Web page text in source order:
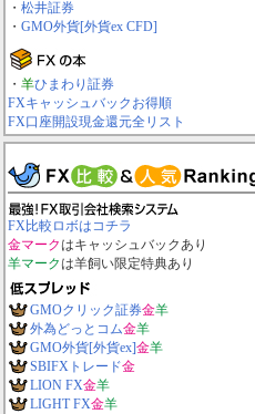
・ 松井証券
・ GMO外貨[外貨ex CFD]
・ 羊ひまわり証券
FXキャッシュバックお得順
FX口座開設現金還元全リスト
FX比較ロボはコチラ
金マークはキャッシュバックあり
羊マークは羊飼い限定特典あり
GMOクリック証券金羊
外為どっとコム金羊
GMO外貨[外貨ex]金羊
SBIFXトレード金
LION FX金羊
LIGHT FX金羊